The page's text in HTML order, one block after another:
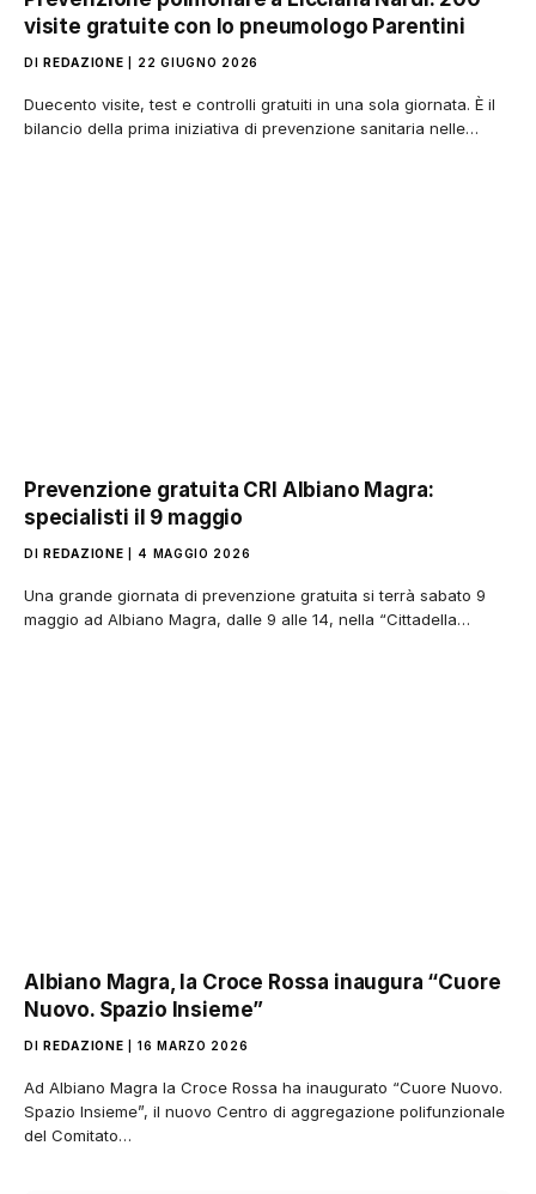
visite gratuite con lo pneumologo Parentini
DI REDAZIONE 22 GIUGNO 2026
Duecento visite, test e controlli gratuiti in una sola giornata. È il
bilancio della prima iniziativa di prevenzione sanitaria nelle…
Prevenzione gratuita CRI Albiano Magra:
specialisti il 9 maggio
DI REDAZIONE 4 MAGGIO 2026
Una grande giornata di prevenzione gratuita si terrà sabato 9
maggio ad Albiano Magra, dalle 9 alle 14, nella “Cittadella…
Albiano Magra, la Croce Rossa inaugura “Cuore
Nuovo. Spazio Insieme”
DI REDAZIONE 16 MARZO 2026
Ad Albiano Magra la Croce Rossa ha inaugurato “Cuore Nuovo.
Spazio Insieme”, il nuovo Centro di aggregazione polifunzionale
del Comitato…